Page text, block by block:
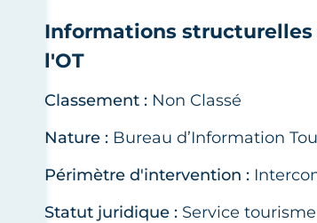
Informations structurelles
l'OT
Classement : Non Classé
Nature : Bureau d’Information
Périmètre d'intervention :
Statut juridique : Service